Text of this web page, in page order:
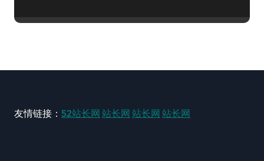
友情链接： 52站长网 站长网 站长网 站长网